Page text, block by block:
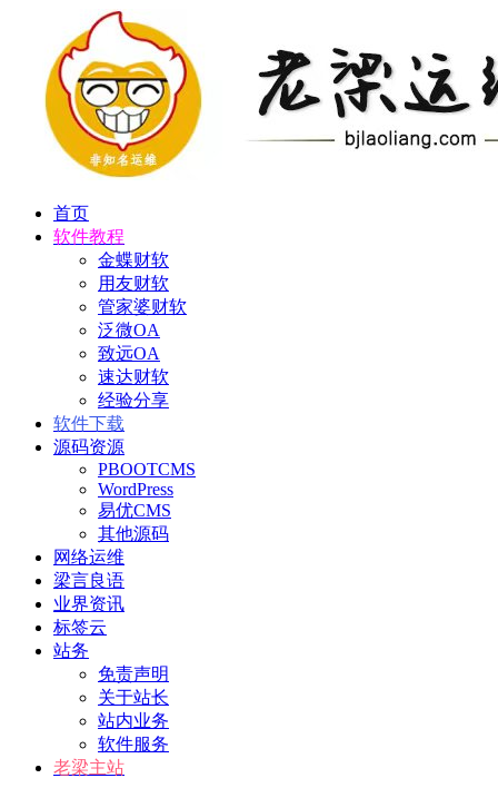
首页
软件教程
金蝶财软
用友财软
管家婆财软
泛微OA
致远OA
速达财软
经验分享
软件下载
源码资源
PBOOTCMS
WordPress
易优CMS
其他源码
网络运维
梁言良语
业界资讯
标签云
站务
免责声明
关于站长
站内业务
软件服务
老梁主站